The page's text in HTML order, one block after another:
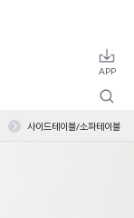
사이드테이블/소파테이블